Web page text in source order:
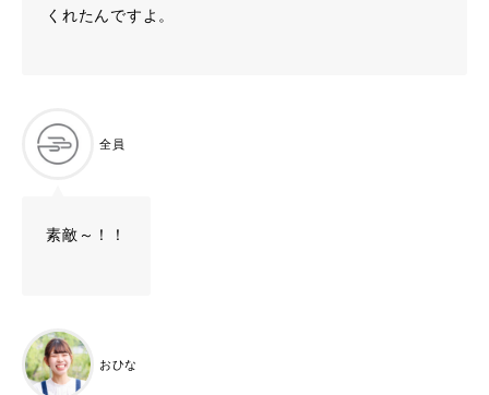
くれたんですよ。
全員
素敵～！！
おひな